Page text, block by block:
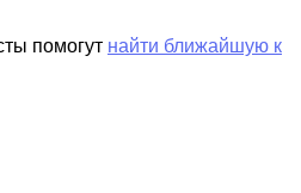
помогут найти ближайшую к